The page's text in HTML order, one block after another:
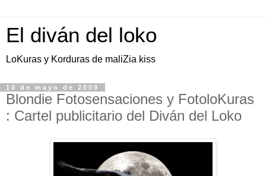
El diván del loko
LoKuras y Korduras de maliZia kiss
10 de mayo de 2009
Blondie Fotosensaciones y FotoloKuras
: Cartel publicitario del Diván del Loko